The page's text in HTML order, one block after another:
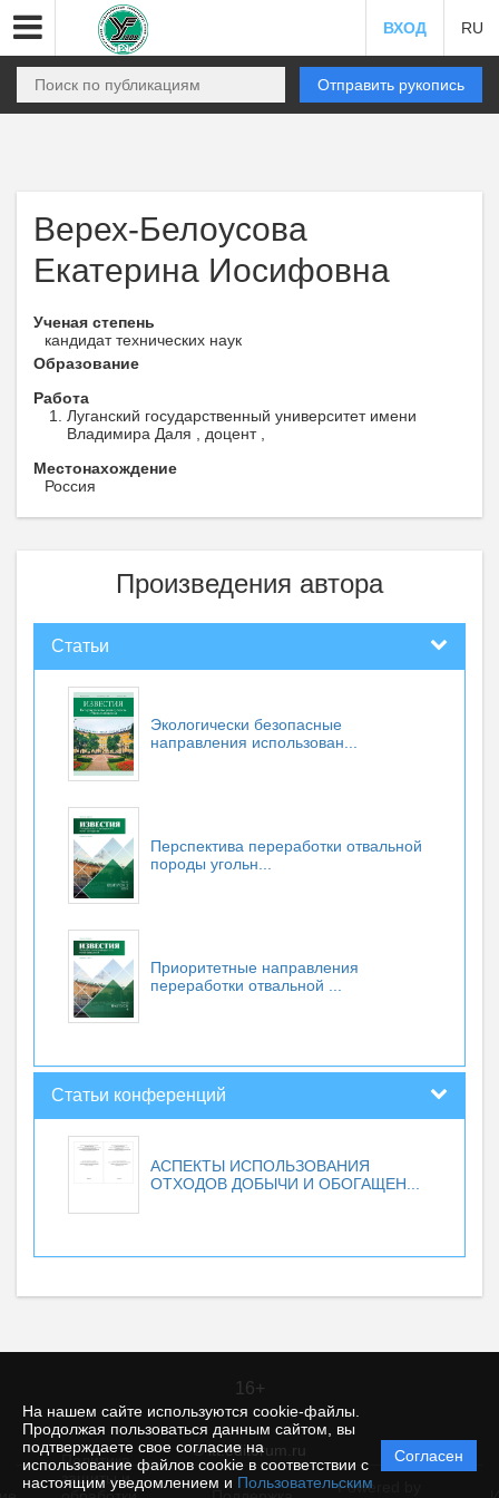
На нашем сайте используются cookie-файлы.
Продолжая пользоваться данным сайтом, вы
подтверждаете свое согласие на
использование файлов cookie в соответствии с
настоящим уведомлением и Пользовательским
Согласен
ВХОД RU
Отправить рукопись
Верех-Белоусова
Екатерина Иосифовна
Ученая степень
кандидат технических наук
Образование
Работа
Луганский государственный университет имени
Владимира Даля , доцент ,
Местонахождение
Россия
Произведения автора
Статьи
Экологически безопасные
направления использован...
Перспектива переработки отвальной
породы угольн...
Приоритетные направления
переработки отвальной ...
Статьи конференций
АСПЕКТЫ ИСПОЛЬЗОВАНИЯ
ОТХОДОВ ДОБЫЧИ И ОБОГАЩЕН...
16+
© itt.editorum.ru
Политика
защиты и
Powered by